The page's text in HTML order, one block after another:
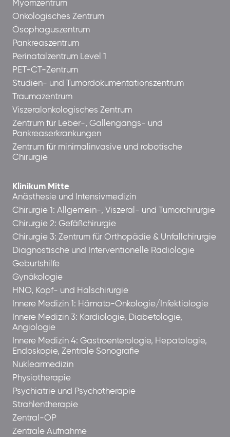
Myomzentrum
Onkologisches Zentrum
Ösophaguszentrum
Pankreaszentrum
Perinatalzentrum Level 1
PET-CT-Zentrum
Studien- und Tumordokumentationszentrum
Traumazentrum
Viszeralonkologisches Zentrum
Zentrum für Leber-, Gallengangs- und
Pankreaserkrankungen
Zentrum für minimalinvasive und robotische
Chirurgie
Klinikum Mitte
Anästhesie und Intensivmedizin
Chirurgie 1: Allgemein-, Viszeral- und Tumorchirurgie
Chirurgie 2: Gefäßchirurgie
Chirurgie 3: Zentrum für Orthopädie & Unfallchirurgie
Diagnostische und Interventionelle Radiologie
Geburtshilfe
Gynäkologie
HNO, Kopf- und Halschirurgie
Innere Medizin 1: Hämato-Onkologie/Infektiologie
Innere Medizin 3: Kardiologie, Diabetologie,
Angiologie
Innere Medizin 4: Gastroenterologie, Hepatologie,
Endoskopie, Zentrale Sonografie
Nuklearmedizin
Physiotherapie
Psychiatrie und Psychotherapie
Strahlentherapie
Zentral-OP
Zentrale Aufnahme